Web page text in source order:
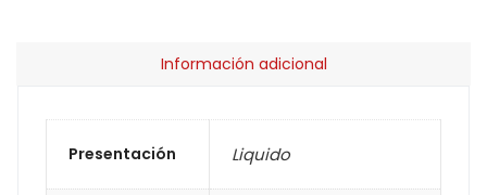
Información adicional
Presentación Liquido